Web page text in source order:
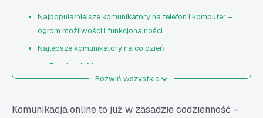
Najpopularniejsze komunikatory na telefon i komputer –
ogrom możliwości i funkcjonalności
Najlepsze komunikatory na co dzień
Facebook Messenger
Rozwiń wszystkie
Komunikacja online to już w zasadzie codzienność –